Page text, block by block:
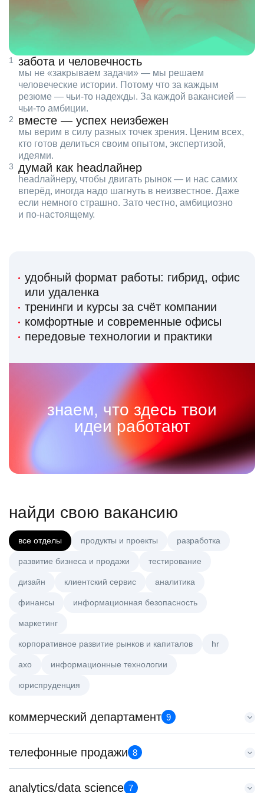
забота и человечность
мы не «закрываем задачи» — мы решаем
человеческие истории. Потому что за каждым
резюме — чьи‑то надежды. За каждой вакансией —
чьи‑то амбиции.
вместе — успех неизбежен
мы верим в силу разных точек зрения. Ценим всех,
кто готов делиться своим опытом, экспертизой,
идеями.
думай как headлайнер
headлайнеру, чтобы двигать рынок — и нас самих
вперёд, иногда надо шагнуть в неизвестное. Даже
если немного страшно. Зато честно, амбициозно
и по‑настоящему.
удобный формат работы: гибрид, офис
или удаленка
тренинги и курсы за счёт компании
комфортные и современные офисы
передовые технологии и практики
знаем, что здесь твои
идеи работают
найди свою вакансию
все отделы продукты и проекты разработка
развитие бизнеса и продажи тестирование
дизайн клиентский сервис аналитика
финансы информационная безопасность
маркетинг
корпоративное развитие рынков и капиталов hr
axo информационные технологии
юриспруденция
коммерческий департамент 9
Менеджер по работе с ключевыми клиентами (КАМ)
HeadHunter::Коммерческий департамент
з/п не указана
телефонные продажи 8
Менеджер по продажам крупному бизнесу
analytics/data science 7